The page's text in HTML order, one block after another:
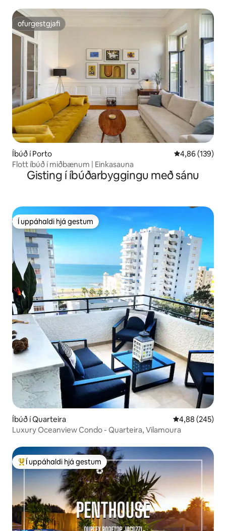
ofurgestgjafi
ofurgestgjafi
Íbúð í Porto 4,86 af 5 í
4,86 (139)
Flott íbúð í miðbænum | Einkasauna
Gisting í íbúðarbyggingu með sánu
Í uppáhaldi hjá gestum
Í uppáhaldi hjá gestum
Íbúð í Quarteira 4,88 af 5 í
4,88 (245)
Luxury Oceanview Condo - Quarteira, Vilamoura
Í mestu uppáhaldi hjá gestum
Í uppáhaldi hjá gestum